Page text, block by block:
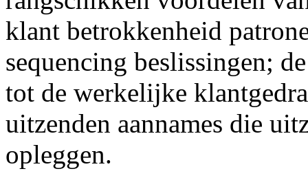
klant betrokkenheid
sequencing beslissingen;
tot de werkelijke
uitzenden aannames die
opleggen.